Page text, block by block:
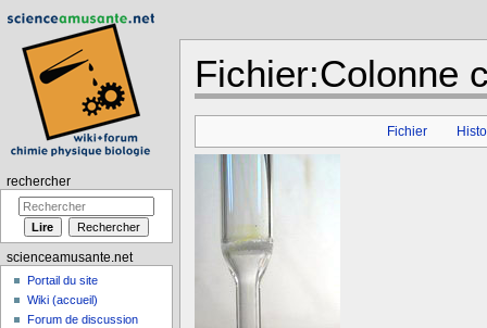
Fichier:Colonne
Fichier
rechercher
scienceamusante.net
Portail du site
Wiki (accueil)
Forum de discussion